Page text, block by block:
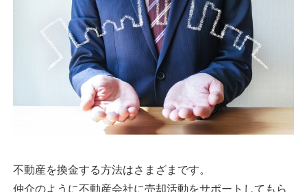
不動産を換金する方法はさまざまです。
仲介のように不動産会社に売却活動をサポートしてもら